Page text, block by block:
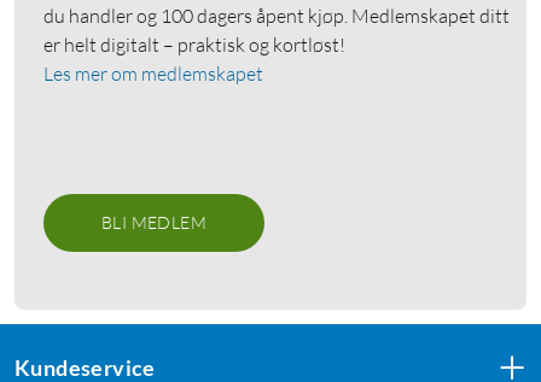
du handler og 100 dagers åpent kjøp. Medlemskapet ditt
er helt digitalt – praktisk og kortløst!
Les mer om medlemskapet
BLI MEDLEM
Kundeservice